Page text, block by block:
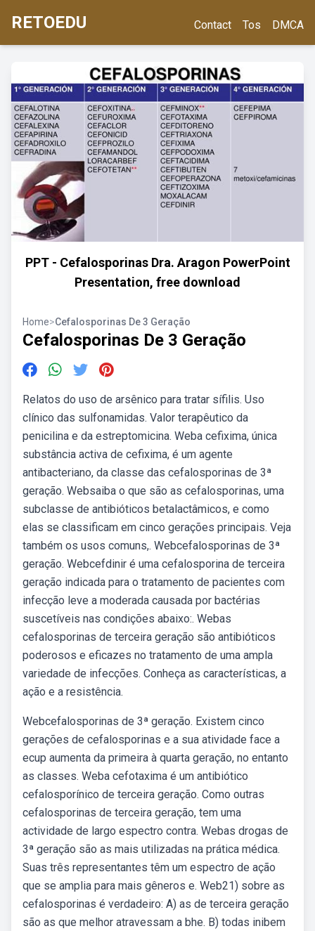
RETOEDU Contact Tos DMCA
PPT - Cefalosporinas Dra. Aragon PowerPoint
Presentation, free download
Home>Cefalosporinas De 3 Geração
Cefalosporinas De 3 Geração
Relatos do uso de arsênico para tratar sífilis. Uso
clínico das sulfonamidas. Valor terapêutico da
penicilina e da estreptomicina. Weba cefixima, única
substância activa de cefixima, é um agente
antibacteriano, da classe das cefalosporinas de 3ª
geração. Websaiba o que são as cefalosporinas, uma
subclasse de antibióticos betalactâmicos, e como
elas se classificam em cinco gerações principais. Veja
também os usos comuns,. Webcefalosporinas de 3ª
geração. Webcefdinir é uma cefalosporina de terceira
geração indicada para o tratamento de pacientes com
infecção leve a moderada causada por bactérias
suscetíveis nas condições abaixo:. Webas
cefalosporinas de terceira geração são antibióticos
poderosos e eficazes no tratamento de uma ampla
variedade de infecções. Conheça as características, a
ação e a resistência.
Webcefalosporinas de 3ª geração. Existem cinco
gerações de cefalosporinas e a sua atividade face a
ecup aumenta da primeira à quarta geração, no entanto
as classes. Weba cefotaxima é um antibiótico
cefalosporínico de terceira geração. Como outras
cefalosporinas de terceira geração, tem uma
actividade de largo espectro contra. Webas drogas de
3ª geração são as mais utilizadas na prática médica.
Suas três representantes têm um espectro de ação
que se amplia para mais gêneros e. Web21) sobre as
cefalosporinas é verdadeiro: A) as de terceira geração
são as que melhor atravessam a bhe. B) todas inibem